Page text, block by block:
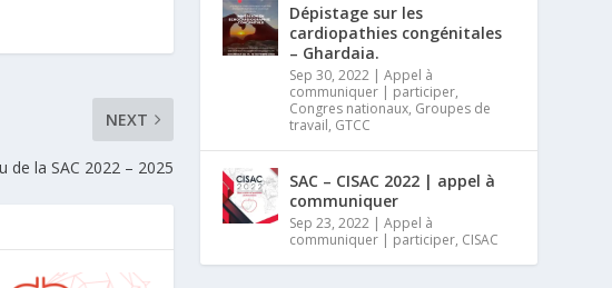
NEXT
de la SAC 2022 – 2025
Dépistage sur les
cardiopathies congénitales
– Ghardaia.
Sep 30, 2022 |Appel à
communiquer | participer,
Congres nationaux, Groupes de
travail, GTCC
SAC – CISAC 2022 | appel à
communiquer
Sep 23, 2022 |Appel à
communiquer | participer, CISAC